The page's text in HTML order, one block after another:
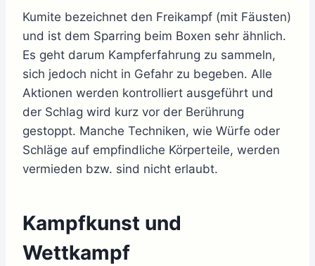
Kumite bezeichnet den Freikampf (mit Fäusten)
und ist dem Sparring beim Boxen sehr ähnlich.
Es geht darum Kampferfahrung zu sammeln,
sich jedoch nicht in Gefahr zu begeben. Alle
Aktionen werden kontrolliert ausgeführt und
der Schlag wird kurz vor der Berührung
gestoppt. Manche Techniken, wie Würfe oder
Schläge auf empfindliche Körperteile, werden
vermieden bzw. sind nicht erlaubt.
Kampfkunst und
Wettkampf